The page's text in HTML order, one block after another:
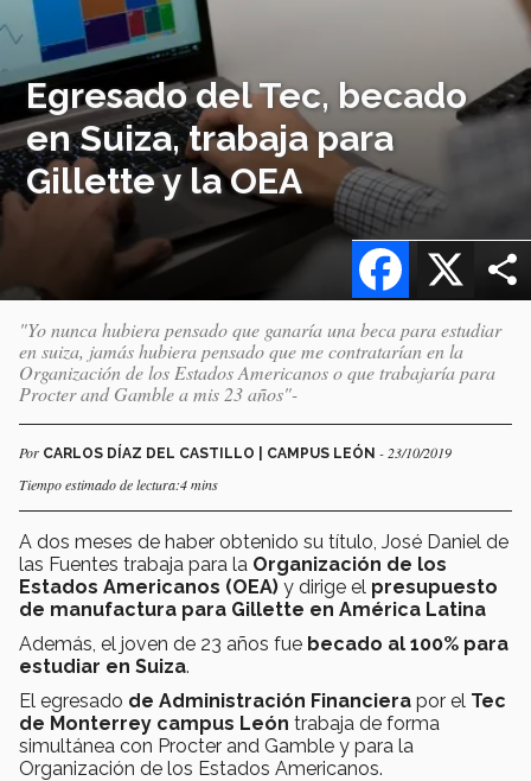
Egresado del Tec, becado
en Suiza, trabaja para
Gillette y la OEA
X
Facebook
"Yo nunca hubiera pensado que ganaría una beca para estudiar
en suiza, jamás hubiera pensado que me contratarían en la
Organización de los Estados Americanos o que trabajaría para
Procter and Gamble a mis 23 años"-
Por CARLOS DÍAZ DEL CASTILLO | CAMPUS LEÓN - 23/10/2019
Tiempo estimado de lectura:4 mins
A dos meses de haber obtenido su título, José Daniel de
las Fuentes trabaja para la Organización de los
Estados Americanos (OEA) y dirige el presupuesto
de manufactura para Gillette en América Latina
Además, el joven de 23 años fue becado al 100% para
estudiar en Suiza.
El egresado de Administración Financiera por el Tec
de Monterrey campus León trabaja de forma
simultánea con Procter and Gamble y para la
Organización de los Estados Americanos.